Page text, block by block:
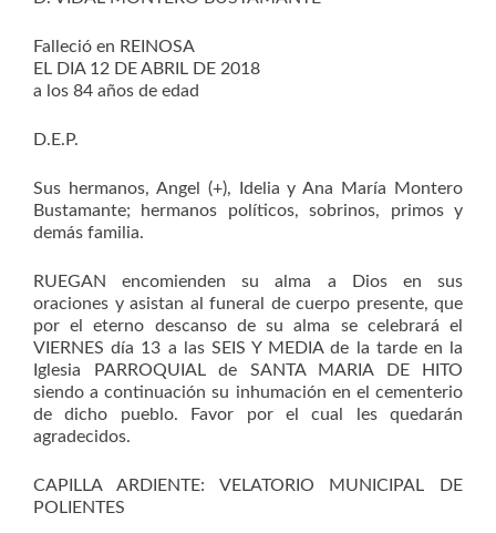
Falleció en REINOSA
EL DIA 12 DE ABRIL DE 2018
a los 84 años de edad
D.E.P.
Sus hermanos, Angel (+), Idelia y Ana María Montero
Bustamante; hermanos políticos, sobrinos, primos y
demás familia.
RUEGAN encomienden su alma a Dios en sus
oraciones y asistan al funeral de cuerpo presente, que
por el eterno descanso de su alma se celebrará el
VIERNES día 13 a las SEIS Y MEDIA de la tarde en la
Iglesia PARROQUIAL de SANTA MARIA DE HITO
siendo a continuación su inhumación en el cementerio
de dicho pueblo. Favor por el cual les quedarán
agradecidos.
CAPILLA ARDIENTE: VELATORIO MUNICIPAL DE
POLIENTES